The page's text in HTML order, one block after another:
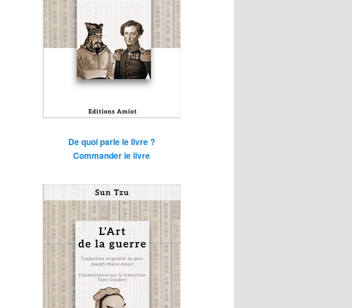
De quoi parle le livre ?
Commander le livre